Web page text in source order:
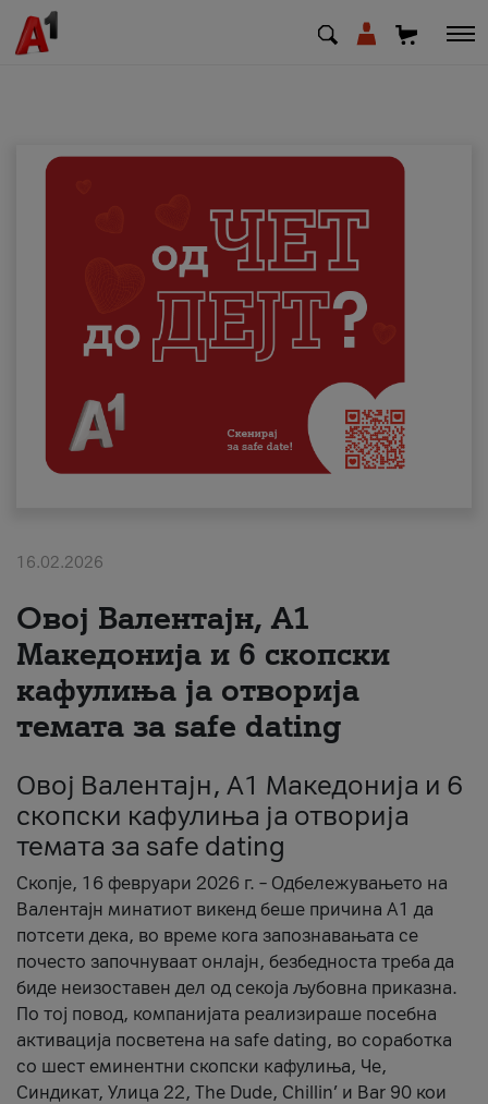
Деловни
Поддршка
Надополни кредит
Плати сметка
#ПодобарОнлајн
16.02.2026
Овој Валентајн, A1
Македонија и 6 скопски
кафулиња ја отворија
темата за safe dating
Овој Валентајн, A1 Македонија и 6
скопски кафулиња ја отворија
темата за safe dating
Скопје, 16 февруари 2026 г. – Одбележувањето на
Валентајн минатиот викенд беше причина А1 да
потсети дека, во време кога запознавањата се
почесто започнуваат онлајн, безбедноста треба да
биде неизоставен дел од секоја љубовна приказна.
По тој повод, компанијата реализираше посебна
активација посветена на safe dating, во соработка
со шест еминентни скопски кафулиња, Че,
Синдикат, Улица 22, The Dude, Chillin’ и Bar 90 кои